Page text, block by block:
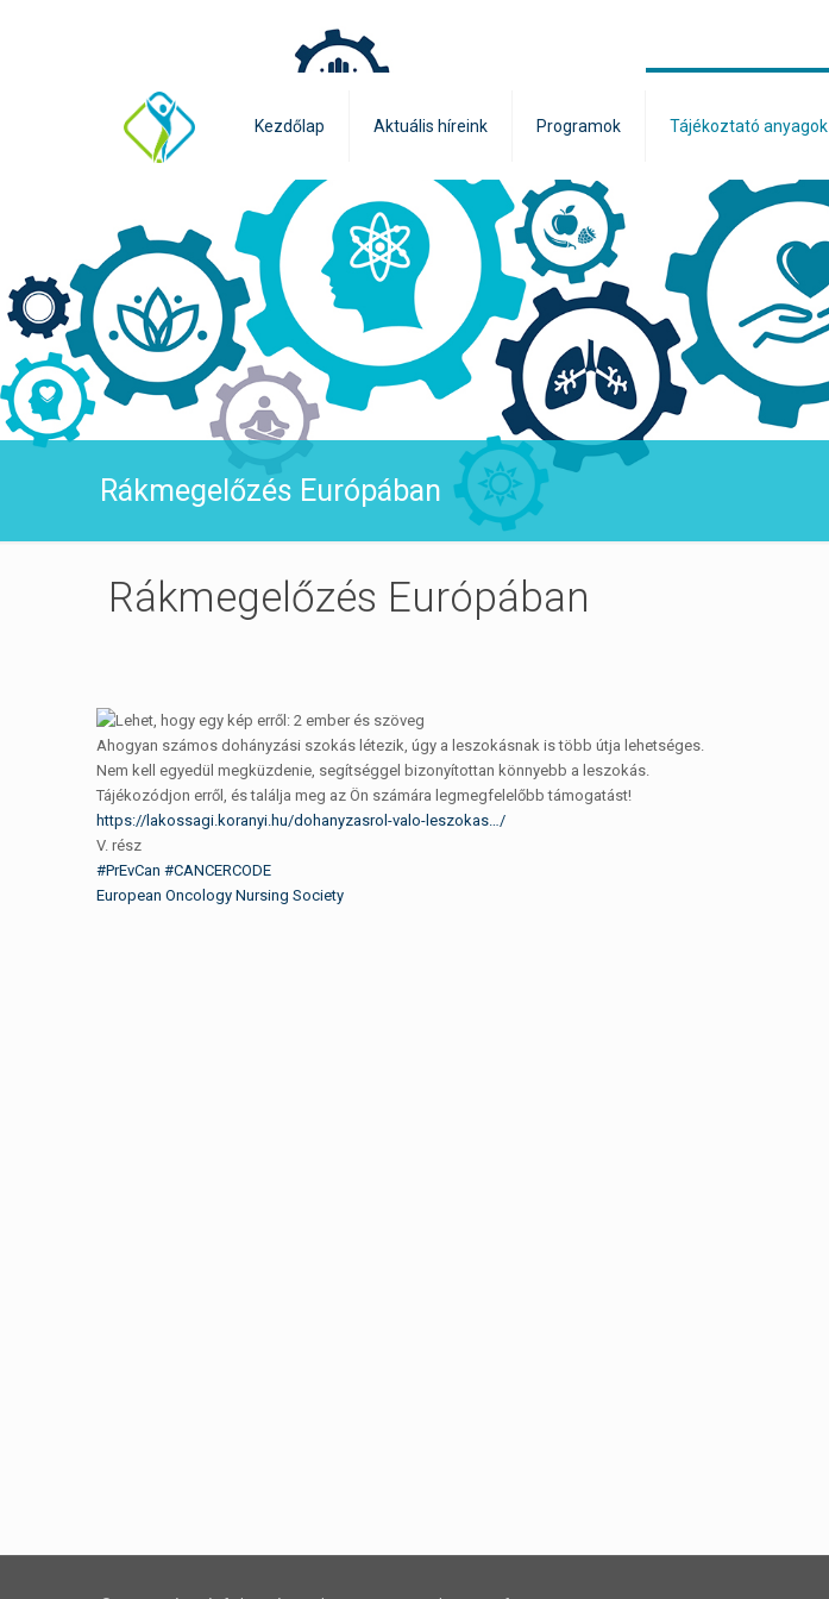
Kezdőlap Aktuális híreink Programok Tájékoztató anyagok
Rákmegelőzés Európában
Rákmegelőzés Európában
Ahogyan számos dohányzási szokás létezik, úgy a leszokásnak is több útja lehetséges.
Nem kell egyedül megküzdenie, segítséggel bizonyítottan könnyebb a leszokás.
Tájékozódjon erről, és találja meg az Ön számára legmegfelelőbb támogatást!
https://lakossagi.koranyi.hu/dohanyzasrol-valo-leszokas…/
V. rész
#PrEvCan #CANCERCODE
European Oncology Nursing Society